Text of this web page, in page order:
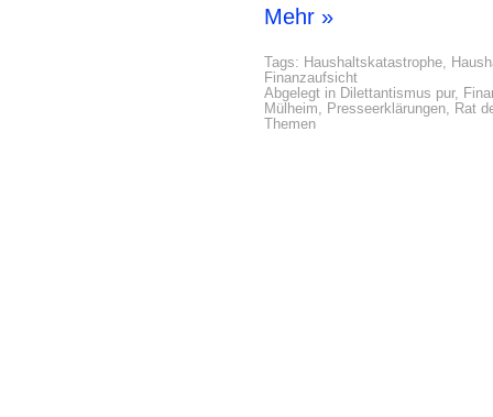
Mehr »
Tags: Haushaltskatastrophe,
Finanzaufsicht
Abgelegt in Dilettantismus pur,
Mülheim, Presseerklärungen, Rat
Themen